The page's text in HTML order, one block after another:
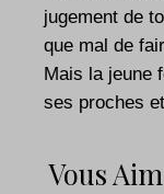
jugement de
que mal de
Mais la jeune
ses proches
Vous